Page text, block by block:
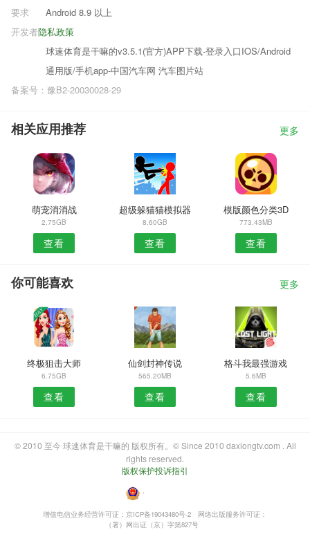
要求
Android 8.9 以上
隐私政策
开发者
球速体育是干嘛的v3.5.1(官方)APP下载-登录入口IOS/Android
通用版/手机app-中国汽车网 汽车图片站
备案号：豫B2-20030028-29
相关应用推荐 更多
萌宠消消战
2.75GB
查看
超级躲猫猫模拟器
8.60GB
查看
模版颜色分类3D
773.43MB
查看
你可能喜欢 更多
终极狙击大师
6.75GB
查看
仙剑封神传说
565.20MB
查看
格斗我最强游戏
5.6MB
查看
© 2010 至今 球速体育是干嘛的 版权所有。© Since 2010 daxiongtv.com . All
rights reserved.
版权保护投诉指引
・
增值电信业务经营许可证：京ICP备19043480号-2
网络出版服务许可证：
（署）网出证（京）字第827号